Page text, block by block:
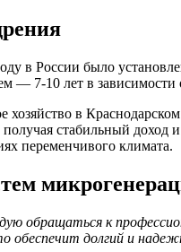
в России было
— 7-10 лет в
в
получая стабильный
переменчивого климата.
обращаться к
обеспечит долгий и